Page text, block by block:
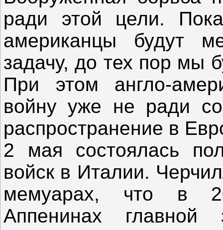
ради этой цели.
американцы будут
задачу, до тех пор мы
При этом англо-
войну уже не ради
распространение в
2 мая состоялась
войск в Италии.
мемуарах, что в
Аппенинах главной